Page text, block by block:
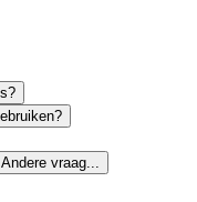
Andere vraag...